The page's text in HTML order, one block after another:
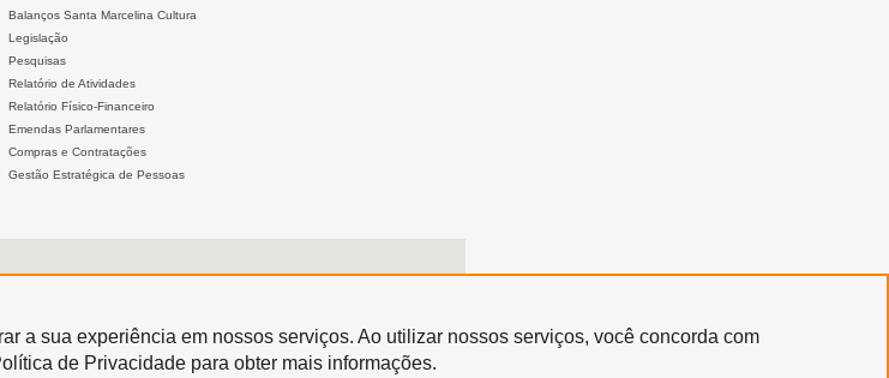
Balanços Santa Marcelina Cultura
Legislação
Pesquisas
Relatório de Atividades
Relatório Físico-Financeiro
Emendas Parlamentares
Compras e Contratações
Gestão Estratégica de Pessoas
a sua experiência em nossos serviços. Ao utilizar nossos serviços, você concorda com
de Privacidade para obter mais informações.